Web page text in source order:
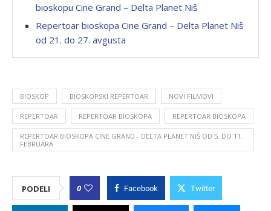
bioskopu Cine Grand – Delta Planet Niš
Repertoar bioskopa Cine Grand – Delta Planet Niš
od 21. do 27. avgusta
BIOSKOP BIOSKOPSKI REPERTOAR NOVI FILMOVI
REPERTOAR REPERTOAR BIOSKOPA REPERTOAR BIOSKOPA
REPERTOAR BIOSKOPA CINE GRAND - DELTA PLANET NIŠ OD 5. DO 11.
FEBRUARA
PODELI 0 Facebook Twitter